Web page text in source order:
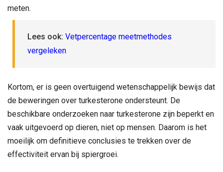
meten.
Lees ook: Vetpercentage meetmethodes
vergeleken
Kortom, er is geen overtuigend wetenschappelijk bewijs dat
de beweringen over turkesterone ondersteunt. De
beschikbare onderzoeken naar turkesterone zijn beperkt en
vaak uitgevoerd op dieren, niet op mensen. Daarom is het
moeilijk om definitieve conclusies te trekken over de
effectiviteit ervan bij spiergroei.